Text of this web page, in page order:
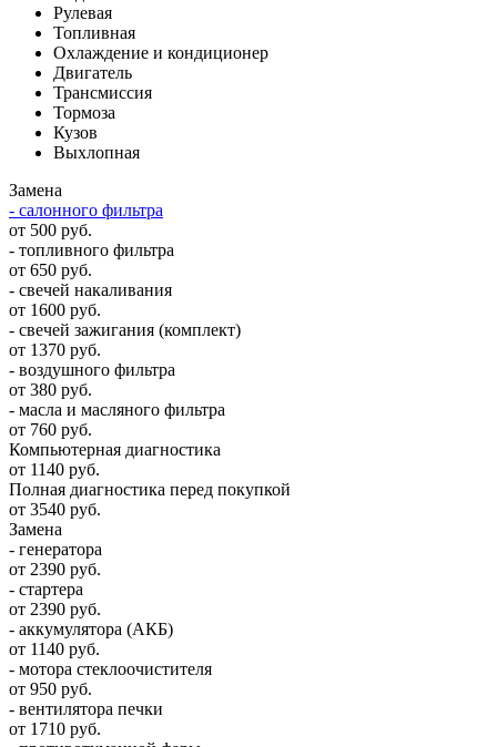
Рулевая
Топливная
Охлаждение и кондиционер
Двигатель
Трансмиссия
Тормоза
Кузов
Выхлопная
Замена
- салонного фильтра
от 500 руб.
- топливного фильтра
от 650 руб.
- свечей накаливания
от 1600 руб.
- свечей зажигания (комплект)
от 1370 руб.
- воздушного фильтра
от 380 руб.
- масла и масляного фильтра
от 760 руб.
Компьютерная диагностика
от 1140 руб.
Полная диагностика перед покупкой
от 3540 руб.
Замена
- генератора
от 2390 руб.
- стартера
от 2390 руб.
- аккумулятора (АКБ)
от 1140 руб.
- мотора стеклоочистителя
от 950 руб.
- вентилятора печки
от 1710 руб.